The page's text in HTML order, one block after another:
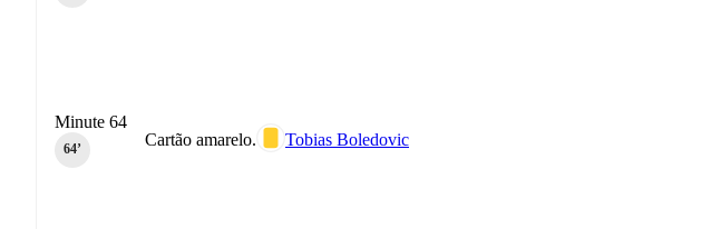
Cartão amarelo. Tobias Boledovic
Minute 64
64‎’‎